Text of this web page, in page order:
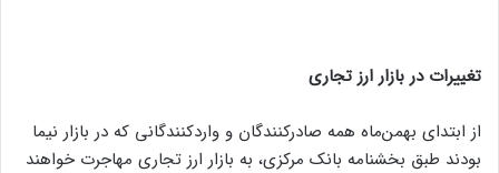
تغییرات در بازار ارز تجاری
از ابتدای بهمن‌ماه همه صادرکنندگان و واردکنندگانی که در بازار نیما
بودند طبق بخشنامه بانک مرکزی، به بازار ارز تجاری مهاجرت خواهند